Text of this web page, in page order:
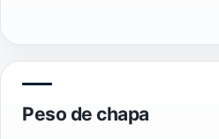
Peso de chapa